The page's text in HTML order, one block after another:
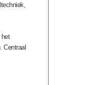
Centraal